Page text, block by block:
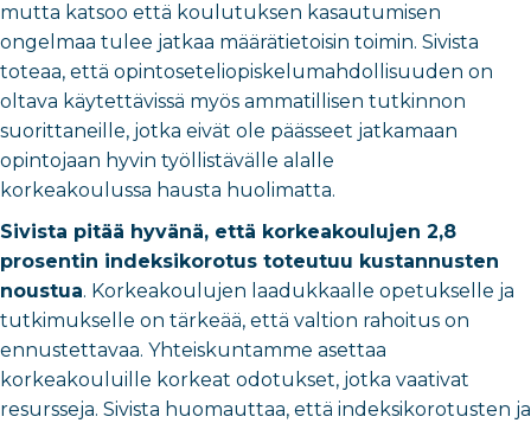
mutta katsoo että koulutuksen kasautumisen
ongelmaa tulee jatkaa määrätietoisin toimin. Sivista
toteaa, että opintoseteliopiskelumahdollisuuden on
oltava käytettävissä myös ammatillisen tutkinnon
suorittaneille, jotka eivät ole päässeet jatkamaan
opintojaan hyvin työllistävälle alalle
korkeakoulussa hausta huolimatta.
Sivista pitää hyvänä, että korkeakoulujen 2,8
prosentin indeksikorotus toteutuu kustannusten
noustua. Korkeakoulujen laadukkaalle opetukselle ja
tutkimukselle on tärkeää, että valtion rahoitus on
ennustettavaa. Yhteiskuntamme asettaa
korkeakouluille korkeat odotukset, jotka vaativat
resursseja. Sivista huomauttaa, että indeksikorotusten ja